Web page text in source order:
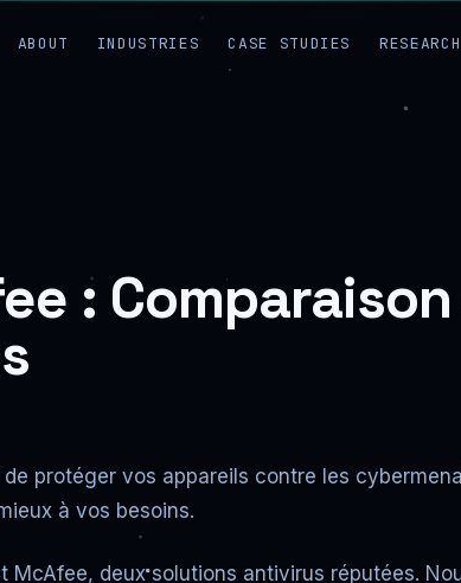
ABOUT INDUSTRIES CASE STUDIES RESEARCH
:
protéger vos appareils contre les
à vos besoins.
deux solutions antivirus réputées.